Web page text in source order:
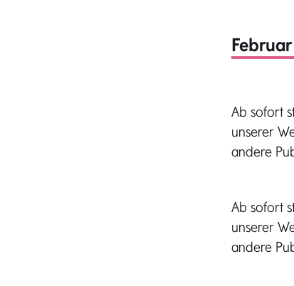
Ab sofort
unserer
andere
Ab sofort
unserer
andere